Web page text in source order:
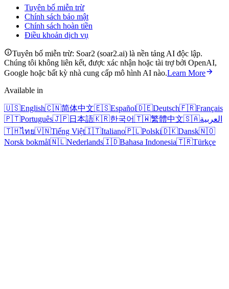
Tuyên bố miễn trừ
Chính sách bảo mật
Chính sách hoàn tiền
Điều khoản dịch vụ
Tuyên bố miễn trừ: Soar2 (soar2.ai) là nền tảng AI độc lập.
Chúng tôi không liên kết, được xác nhận hoặc tài trợ bởi OpenAI,
Google hoặc bất kỳ nhà cung cấp mô hình AI nào.Learn More
Available in
🇺🇸English🇨🇳简体中文🇪🇸Español🇩🇪Deutsch🇫🇷Français
🇵🇹Português🇯🇵日本語🇰🇷한국어🇹🇼繁體中文🇸🇦العربية
🇹🇭ไทย🇻🇳Tiếng Việt🇮🇹Italiano🇵🇱Polski🇩🇰Dansk🇳🇴
Norsk bokmål🇳🇱Nederlands🇮🇩Bahasa Indonesia🇹🇷Türkçe